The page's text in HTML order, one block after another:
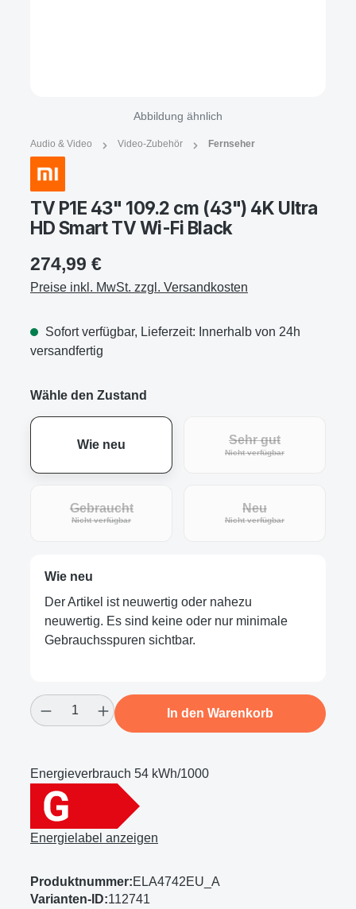
Abbildung ähnlich
Audio & Video Video-Zubehör Fernseher
TV P1E 43" 109.2 cm (43") 4K Ultra
HD Smart TV Wi-Fi Black
274,99 €
Preise inkl. MwSt. zzgl. Versandkosten
Sofort verfügbar, Lieferzeit: Innerhalb von 24h
versandfertig
Wähle den Zustand
Wie neu Sehr gut
Nicht verfügbar(Diese Option ist
Gebraucht
Nicht verfügbar(Diese Option ist zurzeit nicht verfügbar.)
Neu
Nicht verfügbar(Diese Option ist
Wie neu
Der Artikel ist neuwertig oder nahezu
neuwertig. Es sind keine oder nur minimale
Gebrauchsspuren sichtbar.
Produkt Anzahl: Gib den gewünschten
In den Warenkorb
Energieverbrauch 54 kWh/1000
Energielabel anzeigen
Produktnummer:ELA4742EU_A
Varianten-ID:112741